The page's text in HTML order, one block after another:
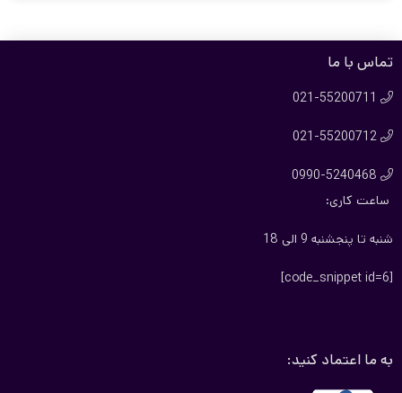
تماس با ما

021-55200711

021-55200712

0990-5240468
ساعت کاری:
شنبه تا پنجشنبه 9 الی 18
[code_snippet id=6]
به ما اعتماد کنید: